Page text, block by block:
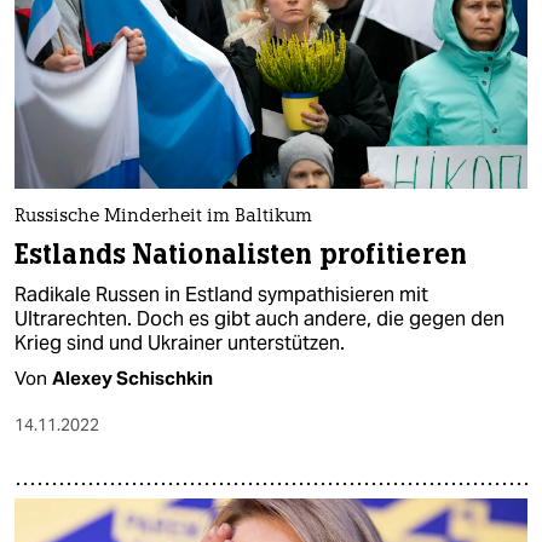
Russische Minderheit im Baltikum
Estlands Nationalisten profitieren
Radikale Russen in Estland sympathisieren mit
Ultrarechten. Doch es gibt auch andere, die gegen den
Krieg sind und Ukrainer unterstützen.
Von Alexey Schischkin
14.11.2022